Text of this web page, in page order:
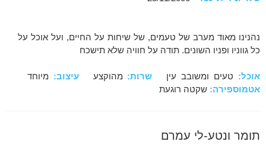
נהנינו מאוד מערב של טעמים, של שיחות על החיים, ועל אוכל על
כל גווניו ופניו השונים. תודה על חוויה שלא תישכח
אוכל: טעים ומשובב עין שרות: מהוקצעעיצוב: מיוחד
אטמוספירה: שקטה רוגעת
תומר ונטע-לי עמרם